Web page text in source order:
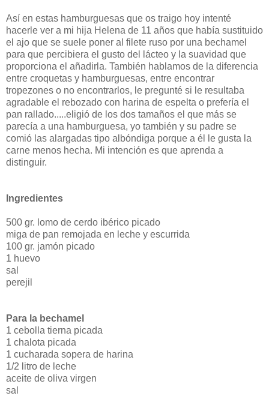
Así en estas hamburguesas que os traigo hoy intenté
hacerle ver a mi hija Helena de 11 años que había sustituido
el ajo que se suele poner al filete ruso por una bechamel
para que percibiera el gusto del lácteo y la suavidad que
proporciona el añadirla. También hablamos de la diferencia
entre croquetas y hamburguesas, entre encontrar
tropezones o no encontrarlos, le pregunté si le resultaba
agradable el rebozado con harina de espelta o prefería el
pan rallado.....eligió de los dos tamaños el que más se
parecía a una hamburguesa, yo también y su padre se
comió las alargadas tipo albóndiga porque a él le gusta la
carne menos hecha. Mi intención es que aprenda a
distinguir.
Ingredientes
500 gr. lomo de cerdo ibérico picado
miga de pan remojada en leche y escurrida
100 gr. jamón picado
1 huevo
sal
perejil
Para la bechamel
1 cebolla tierna picada
1 chalota picada
1 cucharada sopera de harina
1/2 litro de leche
aceite de oliva virgen
sal